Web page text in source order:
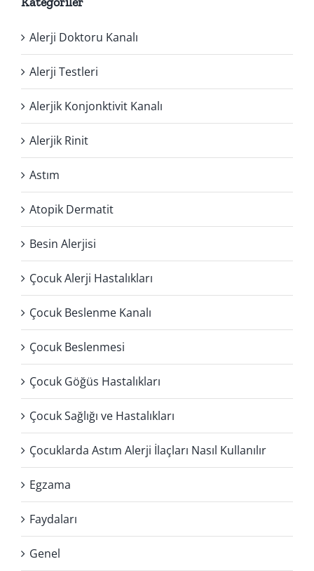
Alerji Doktoru Kanalı
Alerji Testleri
Alerjik Konjonktivit Kanalı
Alerjik Rinit
Astım
Atopik Dermatit
Besin Alerjisi
Çocuk Alerji Hastalıkları
Çocuk Beslenme Kanalı
Çocuk Beslenmesi
Çocuk Göğüs Hastalıkları
Çocuk Sağlığı ve Hastalıkları
Çocuklarda Astım Alerji İlaçları Nasıl Kullanılır
Egzama
Faydaları
Genel